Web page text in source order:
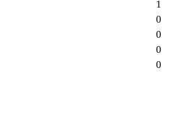
0
0
0
0
1